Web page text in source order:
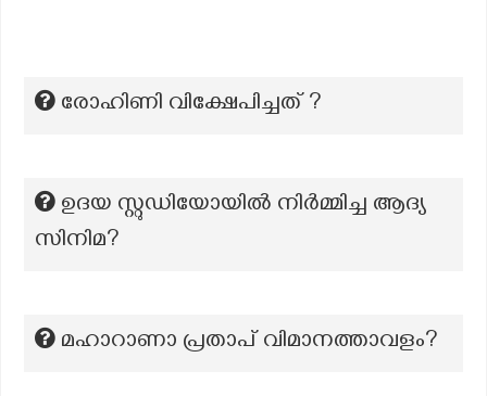
രോഹിണി വിക്ഷേപിച്ചത് ?
ഉദയ സ്റ്റുഡിയോയിൽ നിർമ്മിച്ച ആദ്യ
സിനിമ?
മഹാറാണാ പ്രതാപ് വിമാനത്താവളം?